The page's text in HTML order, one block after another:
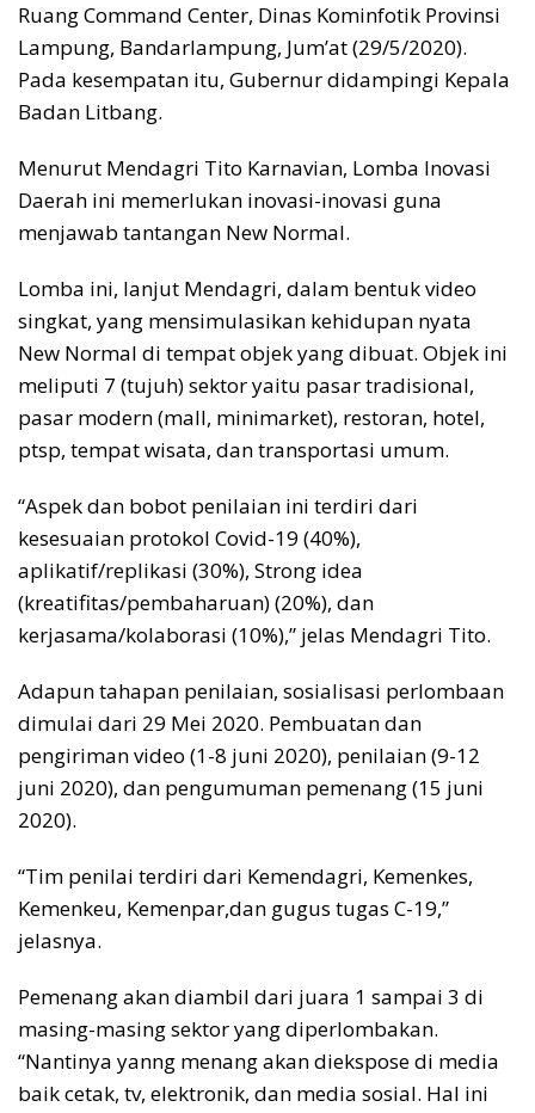
Ruang Command Center, Dinas Kominfotik Provinsi
Lampung, Bandarlampung, Jum’at (29/5/2020).
Pada kesempatan itu, Gubernur didampingi Kepala
Badan Litbang.
Menurut Mendagri Tito Karnavian, Lomba Inovasi
Daerah ini memerlukan inovasi-inovasi guna
menjawab tantangan New Normal.
Lomba ini, lanjut Mendagri, dalam bentuk video
singkat, yang mensimulasikan kehidupan nyata
New Normal di tempat objek yang dibuat. Objek ini
meliputi 7 (tujuh) sektor yaitu pasar tradisional,
pasar modern (mall, minimarket), restoran, hotel,
ptsp, tempat wisata, dan transportasi umum.
“Aspek dan bobot penilaian ini terdiri dari
kesesuaian protokol Covid-19 (40%),
aplikatif/replikasi (30%), Strong idea
(kreatifitas/pembaharuan) (20%), dan
kerjasama/kolaborasi (10%),” jelas Mendagri Tito.
Adapun tahapan penilaian, sosialisasi perlombaan
dimulai dari 29 Mei 2020. Pembuatan dan
pengiriman video (1-8 juni 2020), penilaian (9-12
juni 2020), dan pengumuman pemenang (15 juni
2020).
“Tim penilai terdiri dari Kemendagri, Kemenkes,
Kemenkeu, Kemenpar,dan gugus tugas C-19,”
jelasnya.
Pemenang akan diambil dari juara 1 sampai 3 di
masing-masing sektor yang diperlombakan.
“Nantinya yanng menang akan diekspose di media
baik cetak, tv, elektronik, dan media sosial. Hal ini